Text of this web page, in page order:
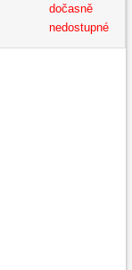
dočasně
nedostupné